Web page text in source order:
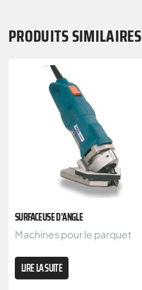
PRODUITS SIMILAIRES
SURFACEUSE D’ANGLE
Machines pour le parquet
LIRE LA SUITE